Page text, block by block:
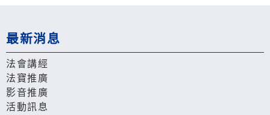
最新消息
法會講經
法寶推廣
影音推廣
活動訊息